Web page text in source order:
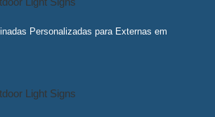
Personalizadas para Externas em